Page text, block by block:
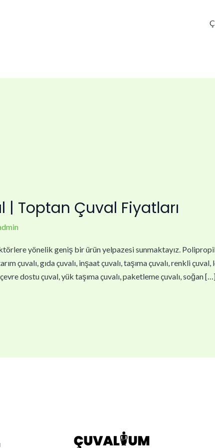
Toptan Çuval Fiyatları
yönelik geniş bir ürün yelpazesi sunmaktayız.
çuvalı, gıda çuvalı, inşaat çuvalı, taşıma çuvalı, renkli
dostu çuval, yük taşıma çuvalı, paketleme çuvalı, soğan